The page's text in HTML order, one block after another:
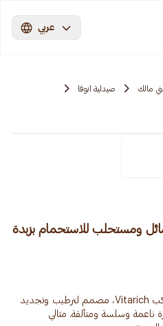
عربي
مالك
صيدلية انوفا
ومستحلب للاستحمام بزبدة
غسول جسم مغذي يحتوي على مركب Vitarich، مصمم لترطيب وتجديد
ناعمة وسلسة ومتألقة. مثالي